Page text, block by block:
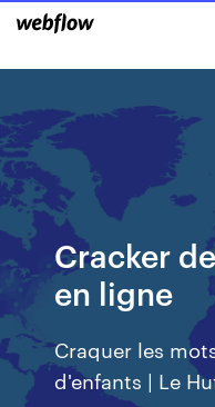
Cracker
en ligne
Craquer les
d'enfants | Le